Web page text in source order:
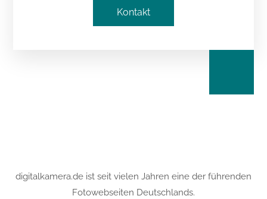
Kontakt
digitalkamera.de ist seit vielen Jahren eine der führenden
Fotowebseiten Deutschlands.